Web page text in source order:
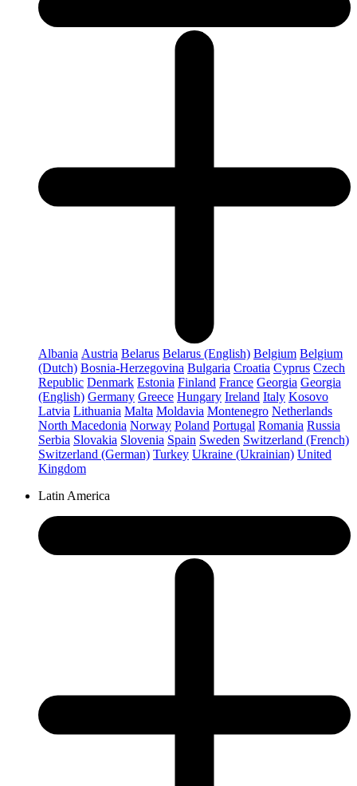
Albania Austria Belarus Belarus (English) Belgium Belgium
(Dutch) Bosnia-Herzegovina Bulgaria Croatia Cyprus Czech
Republic Denmark Estonia Finland France Georgia Georgia
(English) Germany Greece Hungary Ireland Italy Kosovo
Latvia Lithuania Malta Moldavia Montenegro Netherlands
North Macedonia Norway Poland Portugal Romania Russia
Serbia Slovakia Slovenia Spain Sweden Switzerland (French)
Switzerland (German) Turkey Ukraine (Ukrainian) United
Kingdom
Latin America